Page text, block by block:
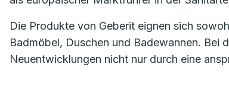
Die Produkte von Geberit eignen sich
Badmöbel, Duschen und Badewannen. Bei
Neuentwicklungen nicht nur durch eine